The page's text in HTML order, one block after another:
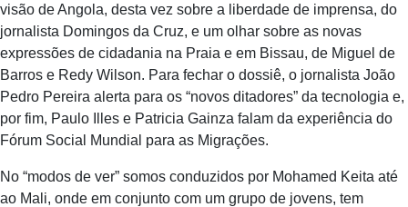
visão de Angola, desta vez sobre a liberdade de imprensa, do
jornalista Domingos da Cruz, e um olhar sobre as novas
expressões de cidadania na Praia e em Bissau, de Miguel de
Barros e Redy Wilson. Para fechar o dossiê, o jornalista João
Pedro Pereira alerta para os “novos ditadores” da tecnologia e,
por fim, Paulo Illes e Patricia Gainza falam da experiência do
Fórum Social Mundial para as Migrações.
No “modos de ver” somos conduzidos por Mohamed Keita até
ao Mali, onde em conjunto com um grupo de jovens, tem